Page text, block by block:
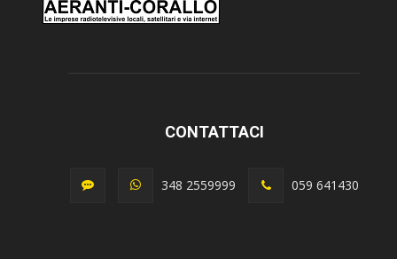
CONTATTACI
348 2559999 059 641430